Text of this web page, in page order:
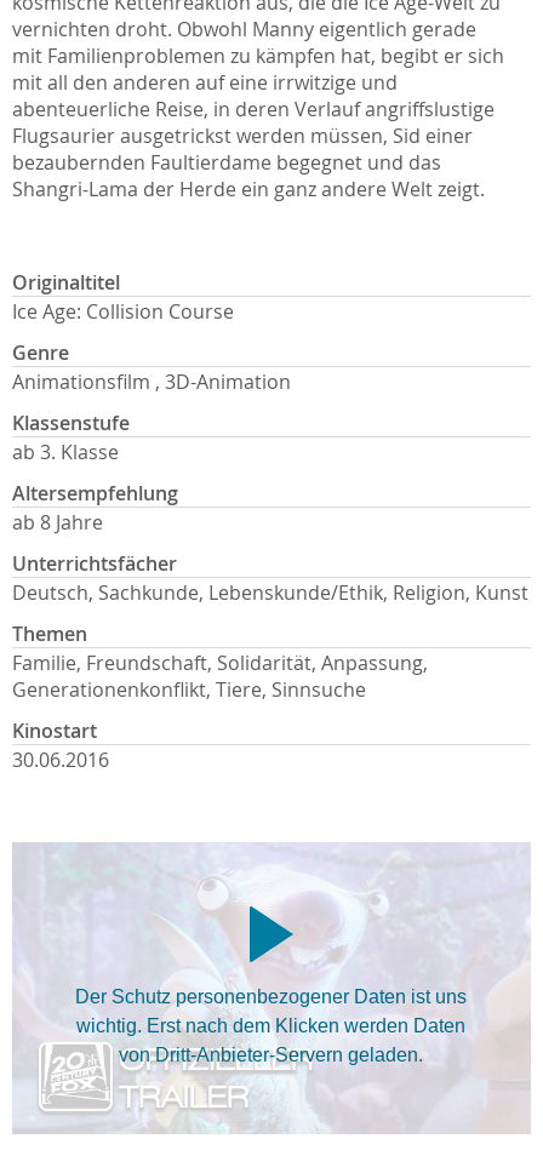
vernichten droht. Obwohl Manny eigentlich gerade
mit Familienproblemen zu kämpfen hat, begibt er sich
mit all den anderen auf eine irrwitzige und
abenteuerliche Reise, in deren Verlauf angriffslustige
Flugsaurier ausgetrickst werden müssen, Sid einer
bezaubernden Faultierdame begegnet und das
Shangri-Lama der Herde ein ganz andere Welt zeigt.
Originaltitel
Ice Age: Collision Course
Genre
Animationsfilm , 3D-Animation
Klassenstufe
ab 3. Klasse
Altersempfehlung
ab 8 Jahre
Unterrichtsfächer
Deutsch, Sachkunde, Lebenskunde/Ethik, Religion, Kunst
Themen
Familie, Freundschaft, Solidarität, Anpassung,
Generationenkonflikt, Tiere, Sinnsuche
Kinostart
30.06.2016
Der Schutz personenbezogener Daten ist uns
wichtig. Erst nach dem Klicken werden Daten
von Dritt-Anbieter-Servern geladen.